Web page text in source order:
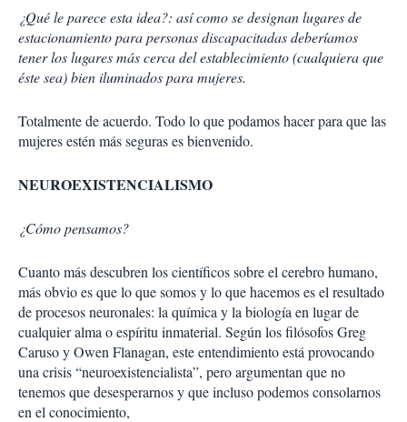
a
r
t
i
r
¿Qué le parece esta idea?: así como se designan lugares de
estacionamiento para personas discapacitadas deberíamos
tener los lugares más cerca del establecimiento (cualquiera que
éste sea) bien iluminados para mujeres.
Totalmente de acuerdo. Todo lo que podamos hacer para que las
mujeres estén más seguras es bienvenido.
NEUROEXISTENCIALISMO
¿Cómo pensamos?
Cuanto más descubren los científicos sobre el cerebro humano,
más obvio es que lo que somos y lo que hacemos es el resultado
de procesos neuronales: la química y la biología en lugar de
cualquier alma o espíritu inmaterial. Según los filósofos Greg
Caruso y Owen Flanagan, este entendimiento está provocando
una crisis “neuroexistencialista”, pero argumentan que no
tenemos que desesperarnos y que incluso podemos consolarnos
en el conocimiento,